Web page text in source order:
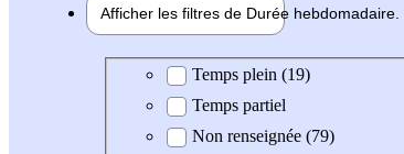
Afficher les filtres de Durée hebdomadaire
Durée hebdomadaire
Temps plein (19)
Temps partiel
Non renseignée (79)